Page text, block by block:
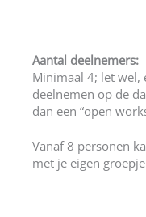
Aantal deelnemers:
Minimaal 4; let wel,
deelnemen op de
dan een “open
Vanaf 8 personen
met je eigen